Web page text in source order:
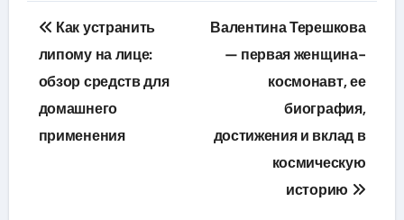
Навигация
по
записям
Как устранить
липому на лице:
обзор средств для
домашнего
применения
Валентина Терешкова
— первая женщина-
космонавт, ее
биография,
достижения и вклад в
космическую
историю